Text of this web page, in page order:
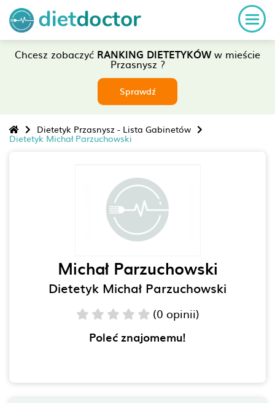
Chcesz zobaczyć RANKING DIETETYKÓWw mieście
Przasnysz ?
Sprawdź
Dietetyk Przasnysz - Lista Gabinetów
Dietetyk Michał Parzuchowski
Michał Parzuchowski
Dietetyk Michał Parzuchowski
(0 opinii)
Poleć znajomemu!